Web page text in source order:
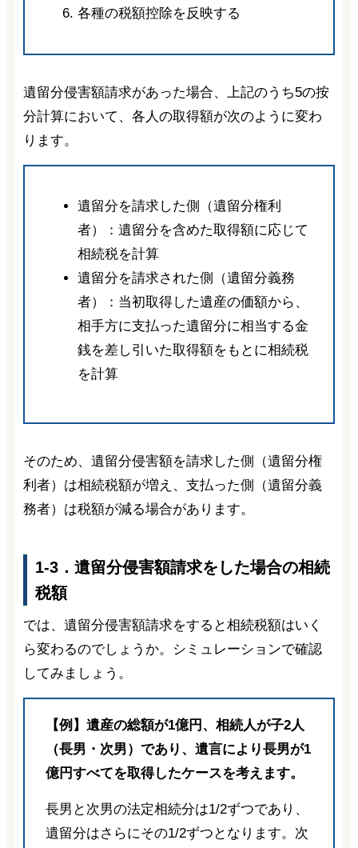
各種の税額控除を反映する
遺留分侵害額請求があった場合、上記のうち5の按
分計算において、各人の取得額が次のように変わ
ります。
遺留分を請求した側（遺留分権利
者）：遺留分を含めた取得額に応じて
相続税を計算
遺留分を請求された側（遺留分義務
者）：当初取得した遺産の価額から、
相手方に支払った遺留分に相当する金
銭を差し引いた取得額をもとに相続税
を計算
そのため、遺留分侵害額を請求した側（遺留分権
利者）は相続税額が増え、支払った側（遺留分義
務者）は税額が減る場合があります。
1-3．遺留分侵害額請求をした場合の相続
税額
では、遺留分侵害額請求をすると相続税額はいく
ら変わるのでしょうか。シミュレーションで確認
してみましょう。
【例】遺産の総額が1億円、相続人が子2人
（長男・次男）であり、遺言により長男が1
億円すべてを取得したケースを考えます。
長男と次男の法定相続分は1/2ずつであり、
遺留分はさらにその1/2ずつとなります。次